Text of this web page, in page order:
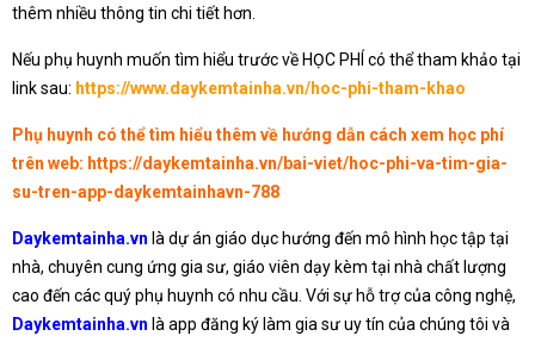
thêm nhiều thông tin chi tiết hơn.
Nếu phụ huynh muốn tìm hiểu trước về HỌC PHÍ có thể tham khảo tại
link sau: https://www.daykemtainha.vn/hoc-phi-tham-khao
Phụ huynh có thể tìm hiểu thêm về hướng dẫn cách xem học phí
trên web: https://daykemtainha.vn/bai-viet/hoc-phi-va-tim-gia-
su-tren-app-daykemtainhavn-788
Daykemtainha.vn là dự án giáo dục hướng đến mô hình học tập tại
nhà, chuyên cung ứng gia sư, giáo viên dạy kèm tại nhà chất lượng
cao đến các quý phụ huynh có nhu cầu. Với sự hỗ trợ của công nghệ,
Daykemtainha.vn là app đăng ký làm gia sư uy tín của chúng tôi và